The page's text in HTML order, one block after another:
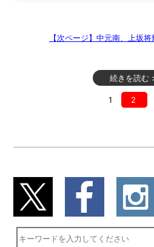
【次ページ】中元南、上坂
続きを読む
1 2